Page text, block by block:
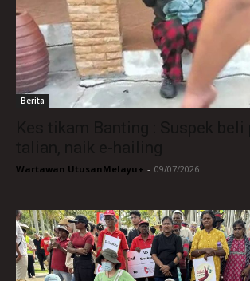
Berita
Wartawan UtusanMelayu+ - 09/07/2026